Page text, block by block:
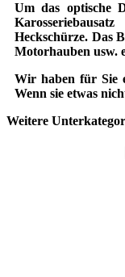
Um das optische
Heckschürze. Das
Motorhauben usw.
Wir haben für Sie
Wenn sie etwas
Weitere